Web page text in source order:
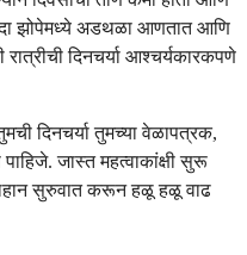
झोपेमध्ये अडथळा आणतात आणि
दिनचर्या आश्चर्यकारकपणे
दिनचर्या तुमच्या वेळापत्रक,
जास्त महत्वाकांक्षी सुरू
सुरुवात करून हळू हळू वाढ